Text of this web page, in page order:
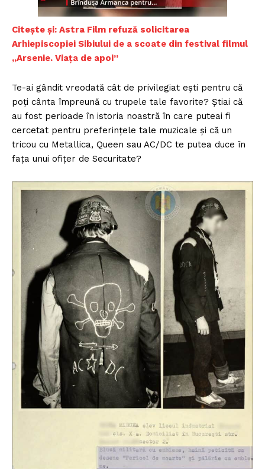
Citește și: Astra Film refuză solicitarea
Arhiepiscopiei Sibiului de a scoate din festival filmul
„Arsenie. Viața de apoi”
Te-ai gândit vreodată cât de privilegiat eşti pentru că
poţi cânta împreună cu trupele tale favorite? Ştiai că
au fost perioade în istoria noastră în care puteai fi
cercetat pentru preferinţele tale muzicale şi că un
tricou cu Metallica, Queen sau AC/DC te putea duce în
faţa unui ofiţer de Securitate?